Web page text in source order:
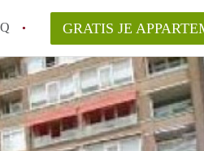
te vinden!
GRATIS JE